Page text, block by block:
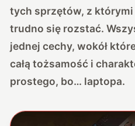
tych sprzętów, z
trudno się rozstać.
jednej cechy, wokół
całą tożsamość i
prostego, bo… laptopa.